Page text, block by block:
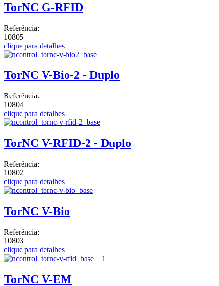
TorNC G-RFID
Referência:
10805
clique para detalhes
TorNC V-Bio-2 - Duplo
Referência:
10804
clique para detalhes
TorNC V-RFID-2 - Duplo
Referência:
10802
clique para detalhes
TorNC V-Bio
Referência:
10803
clique para detalhes
TorNC V-EM